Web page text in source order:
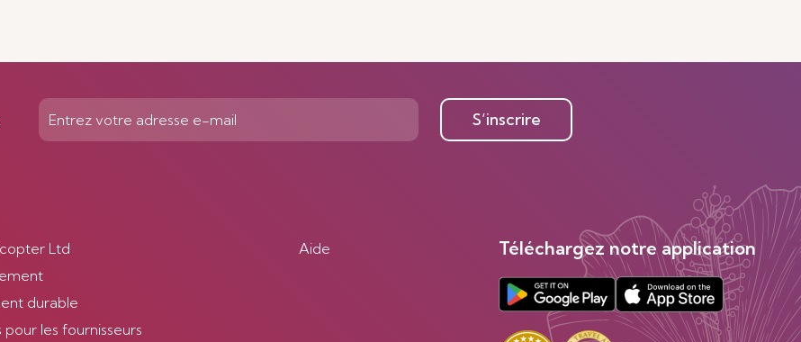
S’inscrire
Ltd
durable
les fournisseurs
Aide Téléchargez notre application